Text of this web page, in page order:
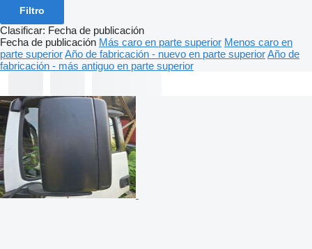
Filtro
Clasificar: Fecha de publicación
Fecha de publicación Más caro en parte superior Menos caro en
parte superiorAño de fabricación - nuevo en parte superiorAño de
fabricación - más antiguo en parte superior